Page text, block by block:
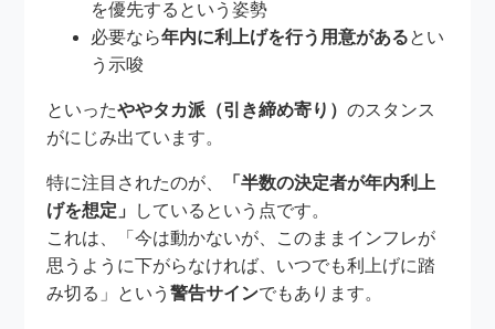
を優先するという姿勢
必要なら年内に利上げを行う用意があるとい
う示唆
といったややタカ派（引き締め寄り）のスタンス
がにじみ出ています。
特に注目されたのが、
「半数の決定者が年内利上
げを想定」
しているという点です。
これは、「今は動かないが、このままインフレが
思うように下がらなければ、いつでも利上げに踏
み切る」という警告サインでもあります。